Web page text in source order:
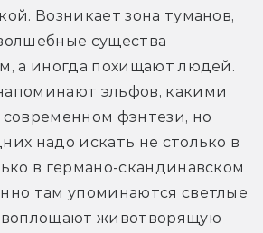
Возникает зона туманов,
существа
а иногда похищают людей.
эльфов, какими
фэнтези, но
надо искать не столько в
в германо-скандинавском
там упоминаются светлые
воплощают животворящую